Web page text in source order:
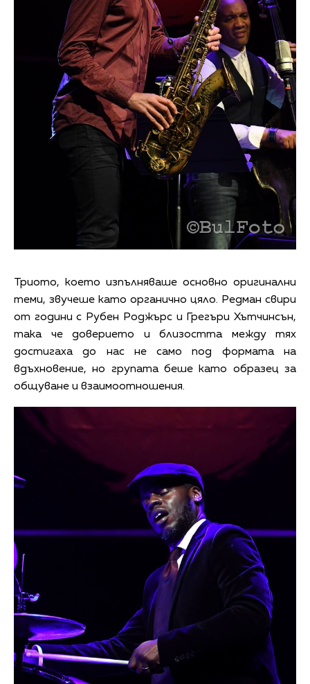
Триото, което изпълняваше основно оригинални
теми, звучеше като органично цяло. Редман свири
от години с Рубен Роджърс и Грегъри Хътчинсън,
така че доверието и близостта между тях
достигаха до нас не само под формата на
вдъхновение, но групата беше като образец за
общуване и взаимоотношения.